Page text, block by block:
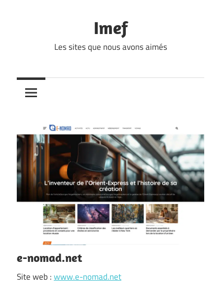
Imef
Les sites que nous avons aimés
e-nomad.net
Site web :www.e-nomad.net